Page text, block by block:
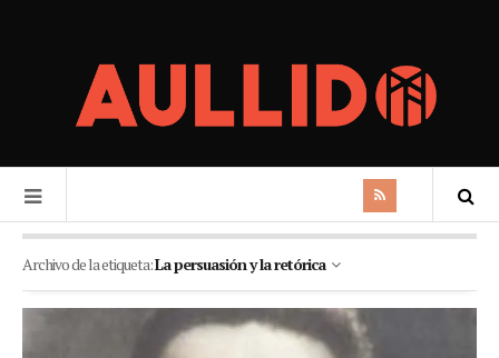
Archivo de la etiqueta:La persuasión y la retórica